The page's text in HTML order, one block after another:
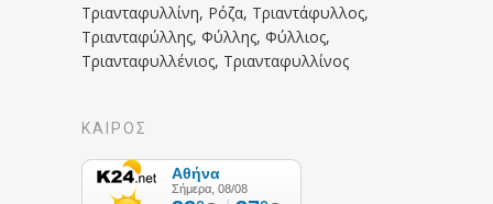
Τριανταφυλλίνη, Ρόζα, Τριαντάφυλλος,
Τριανταφύλλης, Φύλλης, Φύλλιος,
Τριανταφυλλένιος, Τριανταφυλλίνος
ΚΑΙΡΟΣ